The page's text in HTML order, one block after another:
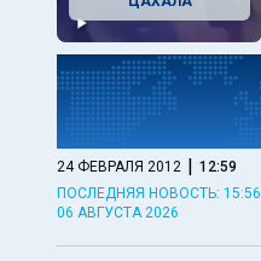
24 ФЕВРАЛЯ 2012 | 12:59
ПОСЛЕДНЯЯ НОВОСТЬ: 15:56
06 АВГУСТА 2026